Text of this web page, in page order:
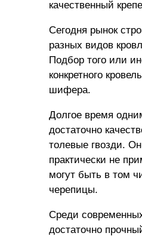
качественный
Сегодня рынок
разных видов
Подбор того или
конкретного
шифера.
Долгое время
достаточно
толевые гвозди.
практически не
могут быть в том
черепицы.
Среди
достаточно